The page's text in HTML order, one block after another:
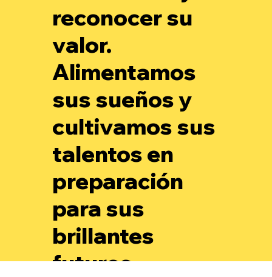
reconocer su
valor.
Alimentamos
sus sueños y
cultivamos sus
talentos en
preparación
para sus
brillantes
futuros.